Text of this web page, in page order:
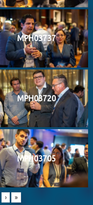
MPH03737
MPH03720
MPH03705
› »